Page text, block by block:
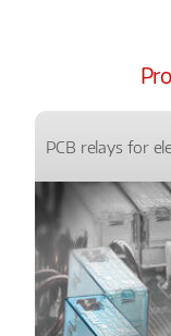
PCB relays for